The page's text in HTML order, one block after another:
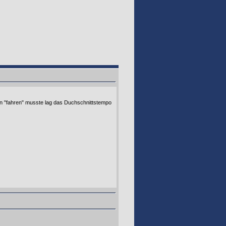
"fahren" musste lag das Duchschnittstempo